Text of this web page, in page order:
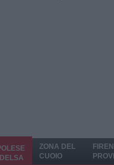
ZONA DEL
CUOIO